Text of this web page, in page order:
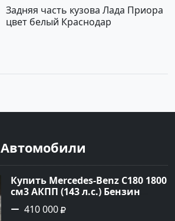
Задняя часть кузова Лада Приора
цвет белый Краснодар
Автомобили
Купить Mercedes-Benz C180 1800
см3 АКПП (143 л.с.) Бензин
инжектор в Тимашевск : цвет
Серебряный Седан 2006 года по
410 000